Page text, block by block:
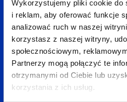
Wykorzystujemy pliki cookie do
i reklam, aby oferować funkcje
analizować ruch w naszej
korzystasz z naszej witryny,
społecznościowym,
Partnerzy mogą połączyć te
otrzymanymi od Ciebie lub
korzystania z ich usług.
na temat działań SEO / SEM
prosimy o kontakt.
—
Aneta Mitko
Spodobał Ci się